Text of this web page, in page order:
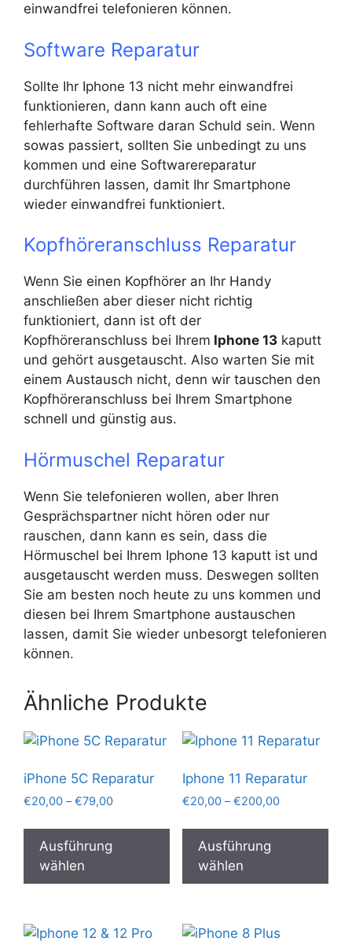
einwandfrei telefonieren können.
Software Reparatur
Sollte Ihr Iphone 13 nicht mehr einwandfrei
funktionieren, dann kann auch oft eine
fehlerhafte Software daran Schuld sein. Wenn
sowas passiert, sollten Sie unbedingt zu uns
kommen und eine Softwarereparatur
durchführen lassen, damit Ihr Smartphone
wieder einwandfrei funktioniert.
Kopfhöreranschluss Reparatur
Wenn Sie einen Kopfhörer an Ihr Handy
anschließen aber dieser nicht richtig
funktioniert, dann ist oft der
Kopfhöreranschluss bei Ihrem Iphone 13 kaputt
und gehört ausgetauscht. Also warten Sie mit
einem Austausch nicht, denn wir tauschen den
Kopfhöreranschluss bei Ihrem Smartphone
schnell und günstig aus.
Hörmuschel Reparatur
Wenn Sie telefonieren wollen, aber Ihren
Gesprächspartner nicht hören oder nur
rauschen, dann kann es sein, dass die
Hörmuschel bei Ihrem Iphone 13 kaputt ist und
ausgetauscht werden muss. Deswegen sollten
Sie am besten noch heute zu uns kommen und
diesen bei Ihrem Smartphone austauschen
lassen, damit Sie wieder unbesorgt telefonieren
können.
Ähnliche Produkte
iPhone 5C Reparatur
€20,00 –€79,00Preisspanne:
bis
Ausführung
wählen
Produkt
weist
mehrere
auf.
Die
Iphone 11 Reparatur
€20,00 –€200,00Preisspanne:
bis
Ausführung
wählen